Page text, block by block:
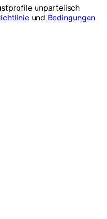
unparteiisch
und Bedingungen